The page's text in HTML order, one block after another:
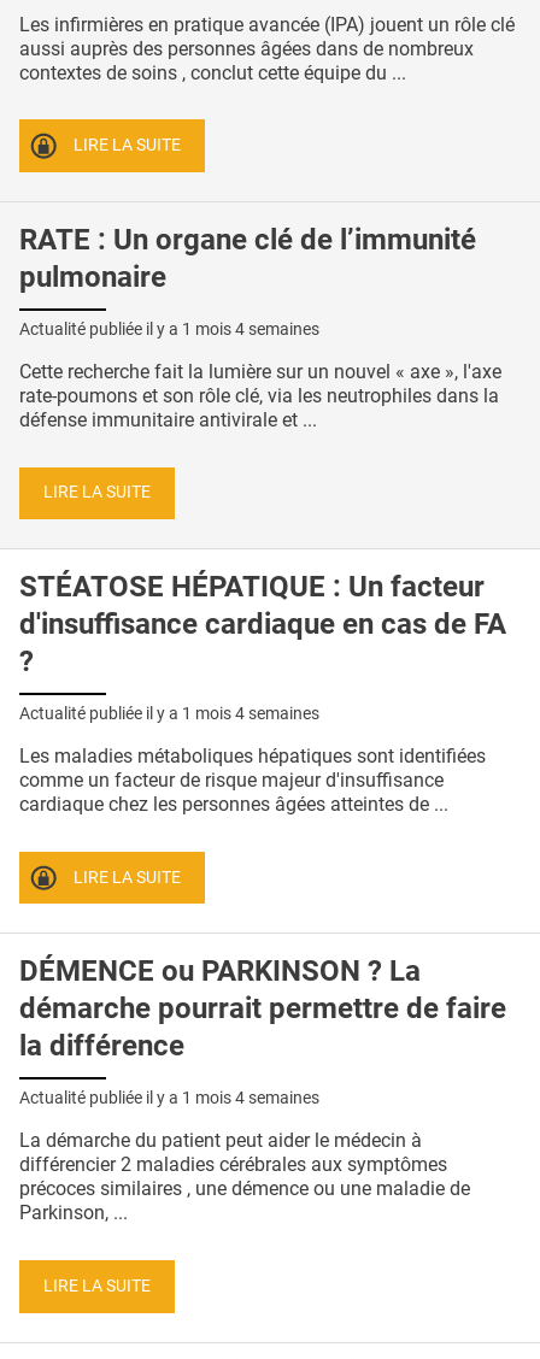
Les infirmières en pratique avancée (IPA) jouent un rôle clé
aussi auprès des personnes âgées dans de nombreux
contextes de soins , conclut cette équipe du ...
LIRE LA SUITE
RATE : Un organe clé de l’immunité
pulmonaire
Actualité publiée il y a 1 mois 4 semaines
Cette recherche fait la lumière sur un nouvel « axe », l'axe
rate-poumons et son rôle clé, via les neutrophiles dans la
défense immunitaire antivirale et ...
LIRE LA SUITE
STÉATOSE HÉPATIQUE : Un facteur
d'insuffisance cardiaque en cas de FA
?
Actualité publiée il y a 1 mois 4 semaines
Les maladies métaboliques hépatiques sont identifiées
comme un facteur de risque majeur d'insuffisance
cardiaque chez les personnes âgées atteintes de ...
LIRE LA SUITE
DÉMENCE ou PARKINSON ? La
démarche pourrait permettre de faire
la différence
Actualité publiée il y a 1 mois 4 semaines
La démarche du patient peut aider le médecin à
différencier 2 maladies cérébrales aux symptômes
précoces similaires , une démence ou une maladie de
Parkinson, ...
LIRE LA SUITE